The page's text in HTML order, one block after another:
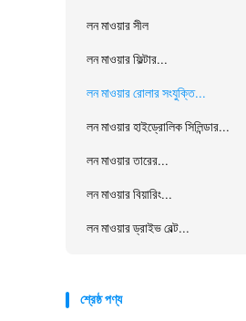
লন মাওয়ার সীল
লন মাওয়ার ফিল্টার...
লন মাওয়ার রোলার সংযুক্তি...
লন মাওয়ার হাইড্রোলিক সিলিন্ডার...
লন মাওয়ার তারের...
লন মাওয়ার বিয়ারিং...
লন মাওয়ার ড্রাইভ বেল্ট...
শ্রেষ্ঠ পণ্য